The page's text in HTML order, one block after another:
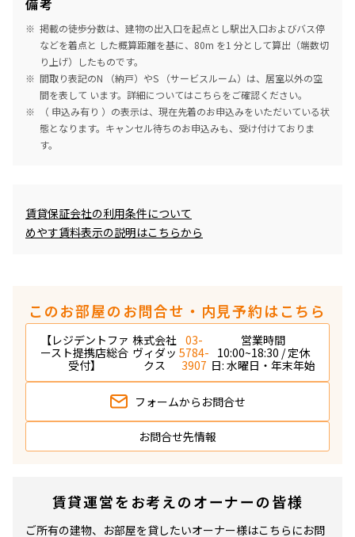
備考
掲載の徒歩分数は、建物の出入口を起点とし駅出入口およびバス停
などを着点と した概算距離を基に、80m を1 分として算出（端数切
り上げ）したものです。
間取り表記のN （納戸）やS （サービスルーム）は、居室以外の空
間を表して います。詳細についてはこちらをご確認ください。
（ 申込み有り ）の表示は、現在先着のお申込みをいただいている状
態となります。キャンセル待ちのお申込みも、受け付けておりま
す。
賃貸保証会社の利用条件について
めやす賃料表示の説明はこちらから
このお部屋のお問合せ・内見予約はこちら
【レジデントファ
ースト提携店総合
受付】
株式会社
ヴィダッ
クス
03-
5784-
3907
営業時間
10:00~18:30 / 定休
日: 水曜日・年末年始
フォームから お問合せ
お問合せ先情報
賃貸運営をお考えのオーナーの皆様
ご所有の建物、お部屋を貸したいオーナー様はこちらにお問